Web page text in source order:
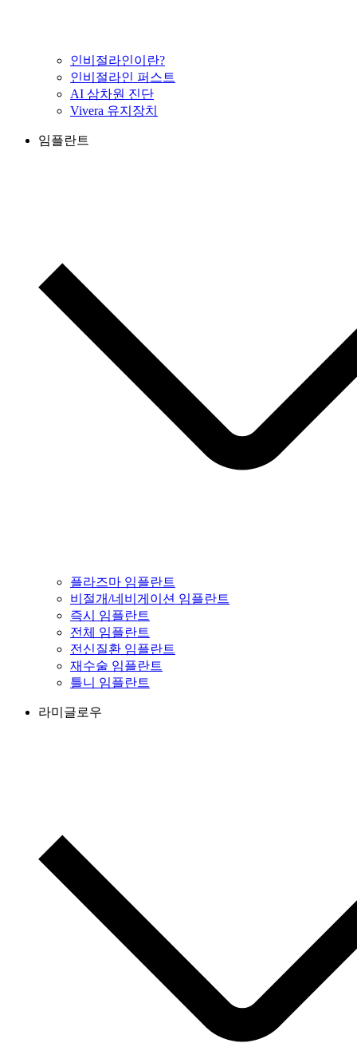
인비절라인이란?
인비절라인 퍼스트
AI 삼차원 진단
Vivera 유지장치
임플란트
플라즈마 임플란트
비절개/네비게이션 임플란트
즉시 임플란트
전체 임플란트
전신질환 임플란트
재수술 임플란트
틀니 임플란트
라미글로우